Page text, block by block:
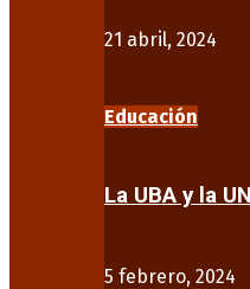
21 abril, 2024
Educación
La UBA y la
5 febrero, 2024